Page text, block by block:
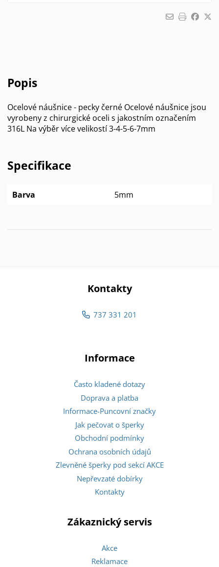
Popis
Ocelové náušnice - pecky černé Ocelové náušnice jsou
vyrobeny z chirurgické oceli s jakostním označením
316L Na výběr více velikostí 3-4-5-6-7mm
Specifikace
Barva 5mm
Kontakty
737 331 201
Informace
Často kladené dotazy
Doprava a platba
Informace-Puncovní značky
Jak pečovat o šperky
Obchodní podmínky
Ochrana osobních údajů
Zlevněné šperky pod sekcí AKCE
Nepřevzaté dobírky
Kontakty
Zákaznický servis
Akce
Reklamace